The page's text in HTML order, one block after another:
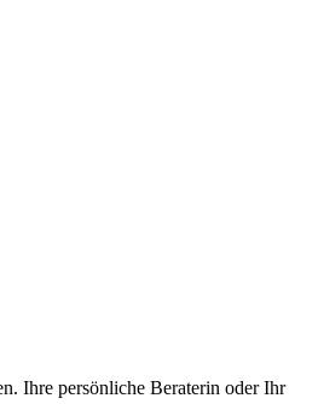
Ihre persönliche Beraterin oder Ihr